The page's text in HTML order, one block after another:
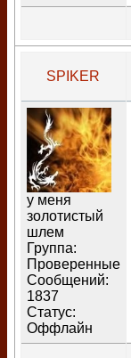
SPIKER
у меня
золотистый
шлем
Группа:
Проверенные
Сообщений:
1837
Статус:
Оффлайн